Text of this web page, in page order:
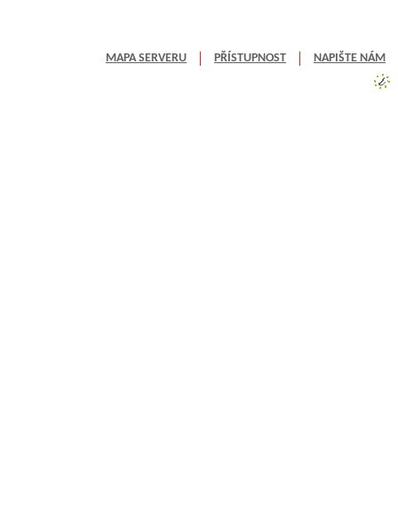
MAPA SERVERU PŘÍSTUPNOST NAPIŠTE NÁM